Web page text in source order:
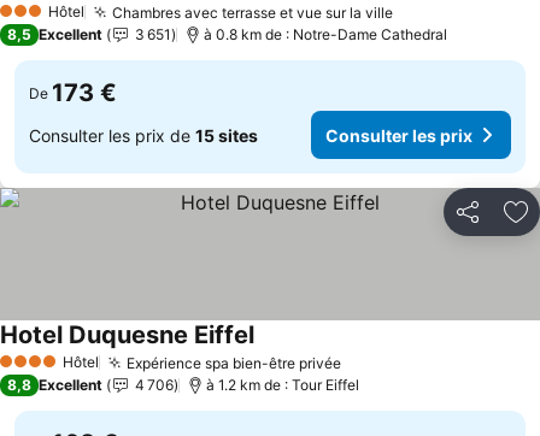
3 ÉtoilesHôtel Chambres avec terrasse et vue sur la ville
8,5 Excellent 3 651 à 0.8 km de : Notre-Dame Cathedral
De 173 €
Consulter les prix de 15 sites Consulter les prix
Partager
4 Étoiles Hôtel Expérience spa bien-être privée
Hotel Duquesne Eiffel
8,8 Excellent 4 706 à 1.2 km de : Tour Eiffel